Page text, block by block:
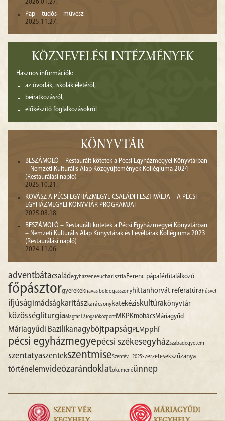
2026.01.27.
Pap – tudós – művész
2025.11.27.
KÖZNEVELÉSI INTÉZMÉNYEK
Hasznos információk:
az óvodák, iskolák életéről,
beiratkozásról,
előkészítő foglalkozásokról
KÖNYVTÁR
BESZÁMOLÓ – Restaurált kötetek a Pécsi Egyházmegyei Könyvtárban
– Nemzeti Kulturális Alap Közgyűjtemények Kollégiuma 2024
(Restaurálási napló)
2025.10.21.
KOVÁSZ A PÉCSI EGYHÁZMEGYE CSALÁDI FESZTIVÁLJA – A PÉCSI
EGYHÁZMEGYEI KÖNYVTÁR PROGRAMJAI
2025.08.18.
BESZÁMOLÓ – Restaurált kötetek a Pécsi Egyházmegyei Könyvtárban
– Nemzeti Kulturális Alap Könyvtárak és Levéltárak Kollégiuma 2023
(Restaurálási napló)
2024.11.06.
adventbátacsaládegyházzeneeucharisztiaFerenc pápaférfitalálkozó
főpásztorgyerekekhavas boldogasszonyhittanhorvát referatúrahúsvét
ifjúságimádságkaritászkarácsonykatekéziskultúrakönyvtár
közösségliturgiaMagtár LátogatóközpontMKPKmohácsMáriagyűd
Máriagyűdi BazilikanagyböjtpapságPEMpphf
pécsi egyházmegyepécsi székesegyházszabadegyetem
szentatyaszentekszentmiseSzentév - 2025szerzetesekszűzanya
történelemvideózarándoklatökumenéünnep